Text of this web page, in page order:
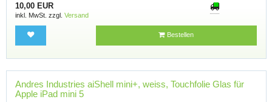
10,00 EUR
inkl. MwSt. zzgl. Versand
Bestellen
Andres Industries aiShell mini+, weiss, Touchfolie Glas für
Apple iPad mini 5